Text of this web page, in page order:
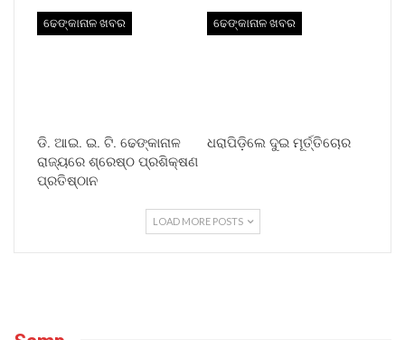
ଢେଙ୍କାନାଳ ଖବର
ଡି. ଆଇ. ଇ. ଟି. ଢେଙ୍କାନାଳ
ରାଜ୍ୟରେ ଶ୍ରେଷ୍ଠ ପ୍ରଶିକ୍ଷଣ
ପ୍ରତିଷ୍ଠାନ
ଢେଙ୍କାନାଳ ଖବର
ଧରାପିଡ଼ିଲେ ଦୁଇ ମୂର୍ତ୍ତିଚୋର
LOAD MORE POSTS